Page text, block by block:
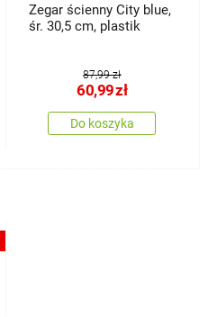
Zegar ścienny City blue,
śr. 30,5 cm, plastik
87,99 zł
60,99zł
Do koszyka